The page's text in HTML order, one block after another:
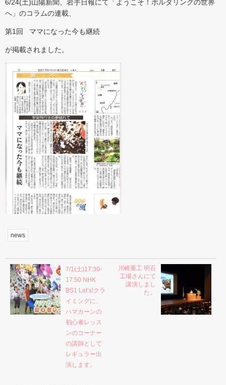
6/24(土)山陽新聞、岩手日報にて「ようこそ！ボルダリングの世界
へ」のコラムの連載、
第1回 ママになった今も継続
が掲載されました。
news
7/1(土)17:30-
17:50 NHK
BS1 Let’s!クラ
イミングに、
ハマカーンの
初心者レッス
ンのコーナー
の講師として
レギュラー出
演します。
川崎重工 明石
工場さんにて
講演しまし
た。